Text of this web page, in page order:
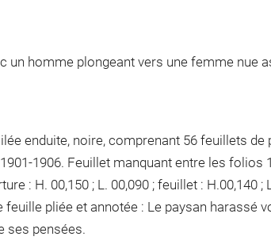
un homme plongeant vers une femme nue
enduite, noire, comprenant 56 feuillets de
1906. Feuillet manquant entre les folios
: H. 00,150 ; L. 00,090 ; feuillet : H.00,140 ;
feuille pliée et annotée : Le paysan harassé
ses pensées.